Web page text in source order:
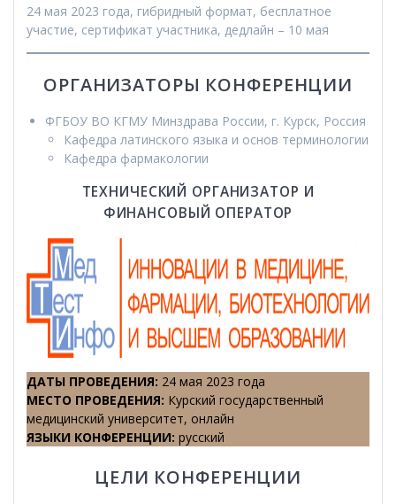
24 мая 2023 года, гибридный формат, бесплатное
участие, сертификат участника, дедлайн – 10 мая
ОРГАНИЗАТОРЫ КОНФЕРЕНЦИИ
ФГБОУ ВО КГМУ Минздрава России, г. Курск, Россия
Кафедра латинского языка и основ терминологии
Кафедра фармакологии
ТЕХНИЧЕСКИЙ ОРГАНИЗАТОР И
ФИНАНСОВЫЙ ОПЕРАТОР
ДАТЫ ПРОВЕДЕНИЯ: 24 мая 2023 года
МЕСТО ПРОВЕДЕНИЯ: Курский государственный
медицинский университет, онлайн
ЯЗЫКИ КОНФЕРЕНЦИИ: русский
ЦЕЛИ КОНФЕРЕНЦИИ